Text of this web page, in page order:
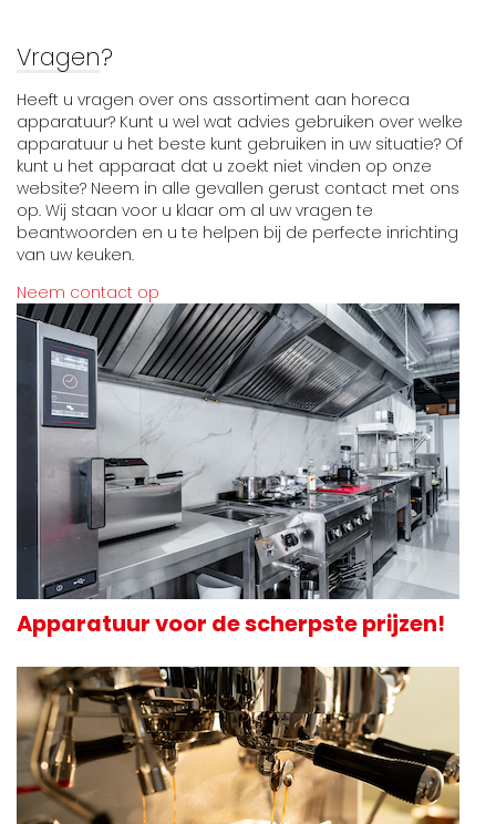
Vragen?
Heeft u vragen over ons assortiment aan horeca
apparatuur? Kunt u wel wat advies gebruiken over welke
apparatuur u het beste kunt gebruiken in uw situatie? Of
kunt u het apparaat dat u zoekt niet vinden op onze
website? Neem in alle gevallen gerust contact met ons
op. Wij staan voor u klaar om al uw vragen te
beantwoorden en u te helpen bij de perfecte inrichting
van uw keuken.
Neem contact op
Apparatuur voor de scherpste prijzen!